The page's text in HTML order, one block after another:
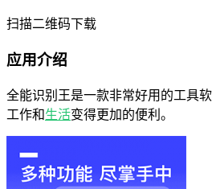
扫描二维码下载
应用介绍
全能识别王是一款非常好用的工具
工作和生活变得更加的便利。